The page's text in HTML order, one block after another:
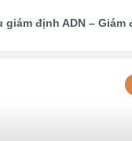
giám định ADN –